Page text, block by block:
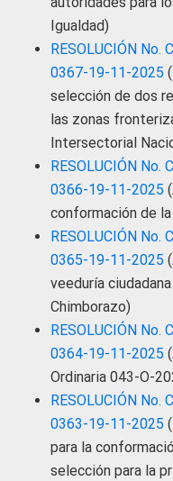
Igualdad)
RESOLUCIÓN No.
0367-19-11-2025
selección de dos
las zonas
Intersectorial
RESOLUCIÓN No.
0366-19-11-2025
conformación de
RESOLUCIÓN No.
0365-19-11-2025
veeduría
Chimborazo)
RESOLUCIÓN No.
0364-19-11-2025
Ordinaria 043-O-
RESOLUCIÓN No.
0363-19-11-2025
para la
selección para la